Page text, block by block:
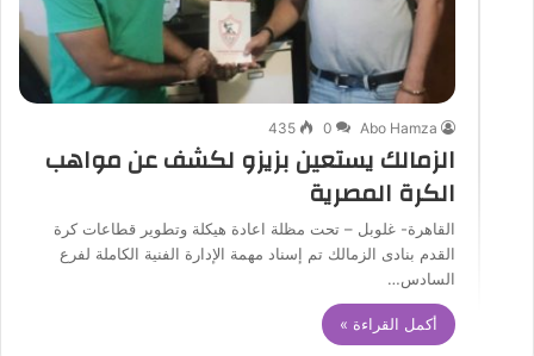
Abo Hamza
0
435
الزمالك يستعين بزيزو لكشف عن مواهب
الكرة المصرية
القاهرة- غلوبل – تحت مظلة اعادة هيكلة وتطوير قطاعات كرة
القدم بنادى الزمالك تم إسناد مهمة الإدارة الفنية الكاملة لفرع
السادس…
أكمل القراءة »